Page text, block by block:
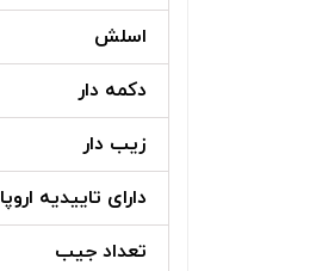
اسلش
دکمه دار
زیب دار
دارای تاییدیه اروپا
تعداد جیب